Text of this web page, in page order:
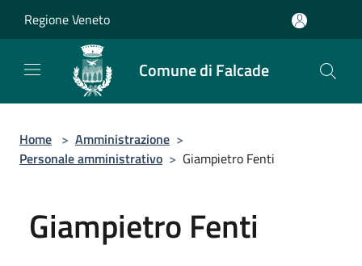
Regione Veneto
Comune di Falcade
Home > Amministrazione >
Personale amministrativo > Giampietro Fenti
Giampietro Fenti